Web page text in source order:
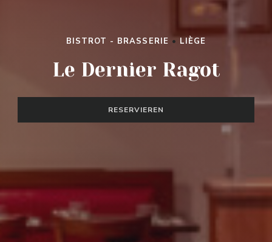
BISTROT - BRASSERIE • LIÈGE
Le Dernier Ragot
RESERVIEREN